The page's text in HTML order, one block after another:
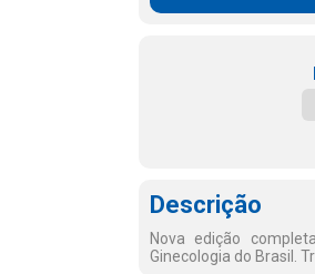
Descrição
Nova edição
Ginecologia do Brasil.